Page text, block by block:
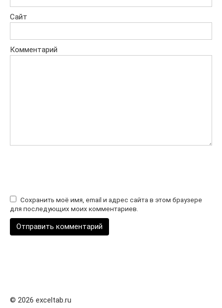
Сайт
Комментарий
Сохранить моё имя, email и адрес сайта в этом браузере
для последующих моих комментариев.
© 2026 exceltab.ru